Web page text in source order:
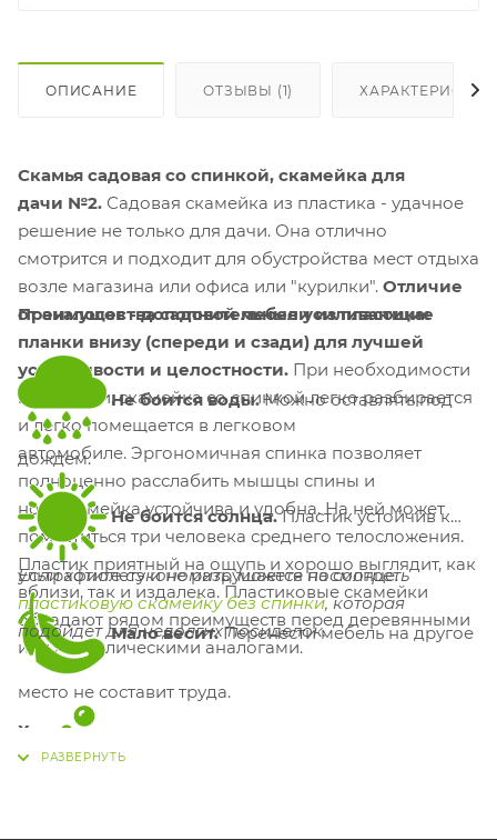
ОПИСАНИЕ ОТЗЫВЫ (1)
Скамья садовая со спинкой, скамейка для
дачи №2. Садовая скамейка из пластика - удачное
решение не только для дачи. Она отлично
смотрится и подходит для обустройства мест отдыха
возле магазина или офиса или "курилки". Отличие
от аналогов - дополнительные усиливающие
планки внизу (спереди и сзади) для лучшей
устойчивости и целостности. При необходимости
перевозки, скамейка со спинкой легко разбирается
и легко помещается в легковом
автомобиле. Эргономичная спинка позволяет
полноценно расслабить мышцы спины и
ног. Скамейка устойчива и удобна. На ней может
поместиться три человека среднего телосложения.
Пластик приятный на ощупь и хорошо выглядит, как
вблизи, так и издалека. Пластиковые скамейки
обладают рядом преимуществ перед деревянными
или металлическими аналогами.
Характеристики:
Преимущества садовой мебели из пластика:
Не боится воды.Можно оставлять под
дождем.
Не боится солнца.Пластик устойчив к
ультрафиолету и не разрушается на солнце.
Мало весит.Перенести мебель на другое
место не составит труда.
Легко моется.
Если хотите сэкономить, можете посмотреть
пластиковую скамейку без спинки, которая
подойдет для недолгих посиделок.